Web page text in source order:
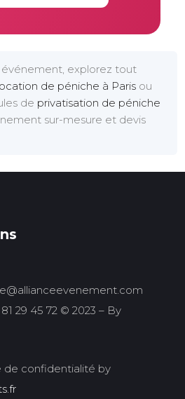
explorez tout
de péniche à Paris ou
de privatisation de péniche
sur-mesure et devis
29 45 72 © 2023 – By
de confidentialité by